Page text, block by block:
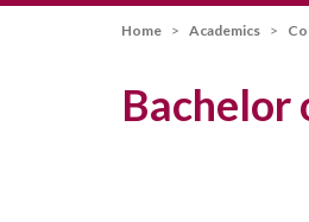
Home Academics
Bachelor